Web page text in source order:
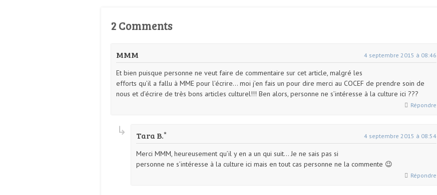
2 Comments
MMM 4 septembre 2015 à 08:46
Et bien puisque personne ne veut faire de commentaire sur cet article, malgré les
efforts qu’il a fallu à MME pour l’écrire… moi j’en fais un pour dire merci au COCEF de prendre soin de
nous et d’écrire de très bons articles culturel!!! Ben alors, personne ne s’intéresse à la culture ici ???
Répondre
Tara B. 4 septembre 2015 à 08:54
Merci MMM, heureusement qu’il y en a un qui suit… Je ne sais pas si
personne ne s’intéresse à la culture ici mais en tout cas personne ne la commente 😉
Répondre